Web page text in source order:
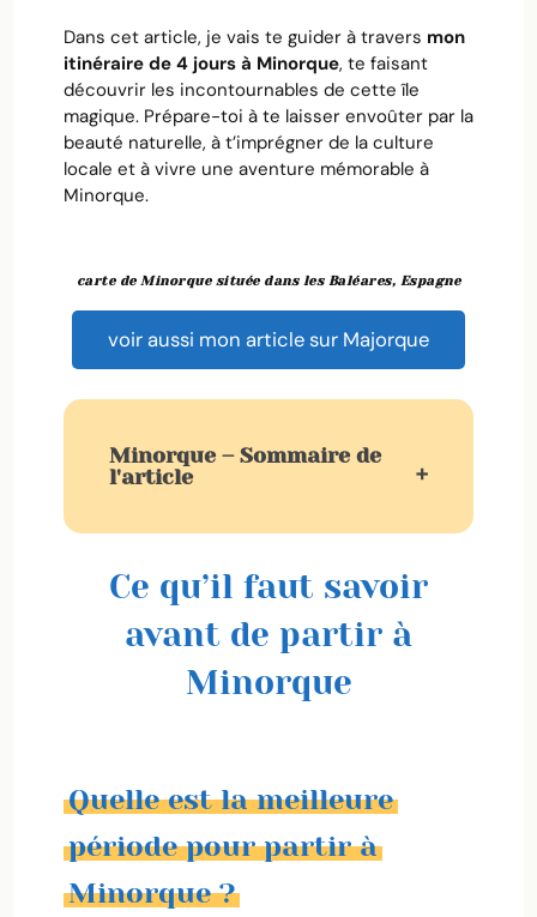
Dans cet article, je vais te guider à travers mon
itinéraire de 4 jours à Minorque, te faisant
découvrir les incontournables de cette île
magique. Prépare-toi à te laisser envoûter par la
beauté naturelle, à t’imprégner de la culture
locale et à vivre une aventure mémorable à
Minorque.
carte de Minorque située dans les Baléares, Espagne
voir aussi mon article sur Majorque
Minorque – Sommaire de
l'article
Minorque
Mon itinéraire de 4 jours à Minorque
Ce qu’il faut savoir
avant de partir à
Minorque
Quelle est la meilleure
période pour partir à
Minorque ?